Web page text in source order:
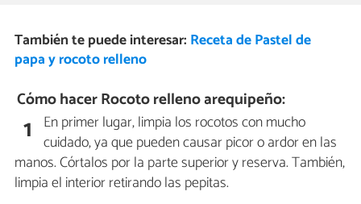
También te puede interesar: Receta de Pastel de
papa y rocoto relleno
Cómo hacer Rocoto relleno arequipeño:
1 En primer lugar, limpia los rocotos con mucho
cuidado, ya que pueden causar picor o ardor en las
manos. Córtalos por la parte superior y reserva. También,
limpia el interior retirando las pepitas.